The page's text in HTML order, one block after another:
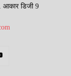
आकार डिजी 9